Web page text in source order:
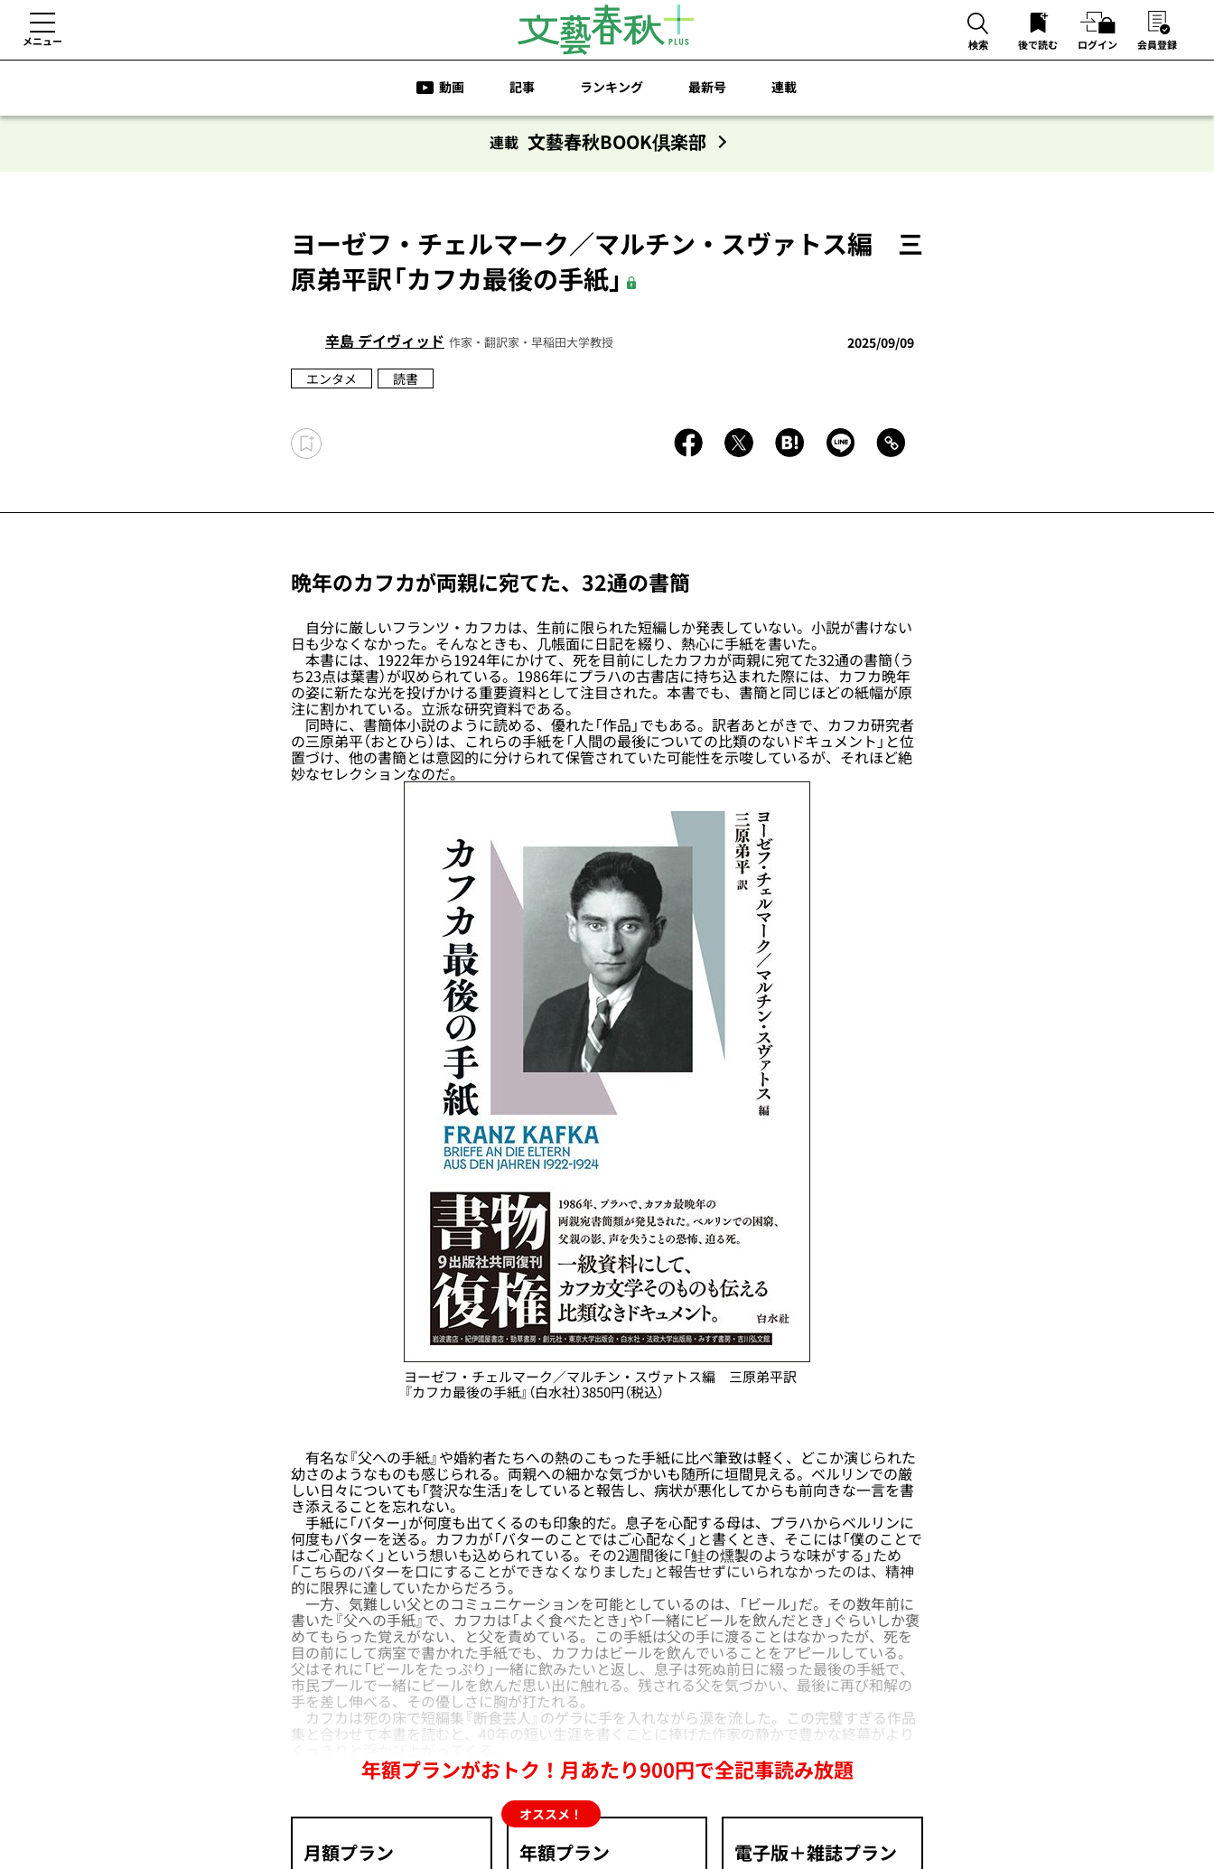
メニュー 検索 後で読む ログイン 会員登録
動画 記事 ランキング 最新号 連載
連載 文藝春秋BOOK倶楽部
ヨーゼフ・チェルマーク／マルチン・スヴァトス編 三
原弟平訳「カフカ最後の手紙」
辛島 デイヴィッド 作家・翻訳家・早稲田大学教授
2025/09/09
エンタメ
読書
晩年のカフカが両親に宛てた、32通の書簡
自分に厳しいフランツ・カフカは、生前に限られた短編しか発表していない。小説が書けない
日も少なくなかった。そんなときも、几帳面に日記を綴り、熱心に手紙を書いた。
本書には、1922年から1924年にかけて、死を目前にしたカフカが両親に宛てた32通の書簡（う
ち23点は葉書）が収められている。1986年にプラハの古書店に持ち込まれた際には、カフカ晩年
の姿に新たな光を投げかける重要資料として注目された。本書でも、書簡と同じほどの紙幅が原
注に割かれている。立派な研究資料である。
同時に、書簡体小説のように読める、優れた「作品」でもある。訳者あとがきで、カフカ研究者
の三原弟平（おとひら）は、これらの手紙を「人間の最後についての比類のないドキュメント」と位
置づけ、他の書簡とは意図的に分けられて保管されていた可能性を示唆しているが、それほど絶
妙なセレクションなのだ。
ヨーゼフ・チェルマーク／マルチン・スヴァトス編 三原弟平訳
『カフカ最後の手紙』（白水社）3850円（税込）
有名な『父への手紙』や婚約者たちへの熱のこもった手紙に比べ筆致は軽く、どこか演じられた
幼さのようなものも感じられる。両親への細かな気づかいも随所に垣間見える。ベルリンでの厳
しい日々についても「贅沢な生活」をしていると報告し、病状が悪化してからも前向きな一言を書
き添えることを忘れない。
手紙に「バター」が何度も出てくるのも印象的だ。息子を心配する母は、プラハからベルリンに
何度もバターを送る。カフカが「バターのことではご心配なく」と書くとき、そこには「僕のことで
はご心配なく」という想いも込められている。その2週間後に「鮭の燻製のような味がする」ため
「こちらのバターを口にすることができなくなりました」と報告せずにいられなかったのは、精神
的に限界に達していたからだろう。
一方、気難しい父とのコミュニケーションを可能としているのは、「ビール」だ。その数年前に
書いた『父への手紙』で、カフカは「よく食べたとき」や「一緒にビールを飲んだとき」ぐらいしか褒
めてもらった覚えがない、と父を責めている。この手紙は父の手に渡ることはなかったが、死を
目の前にして病室で書かれた手紙でも、カフカはビールを飲んでいることをアピールしている。
父はそれに「ビールをたっぷり」一緒に飲みたいと返し、息子は死ぬ前日に綴った最後の手紙で、
市民プールで一緒にビールを飲んだ思い出に触れる。残される父を気づかい、最後に再び和解の
手を差し伸べる、その優しさに胸が打たれる。
カフカは死の床で短編集『断食芸人』のゲラに手を入れながら涙を流した。この完璧すぎる作品
集と合わせて本書を読むと、40年の短い生涯を書くことに捧げた作家の静かで豊かな終幕がより
年額プランがおトク！月あたり900円で全記事読み放題
月額プラン
オススメ！
年額プラン 電子版＋雑誌プラン